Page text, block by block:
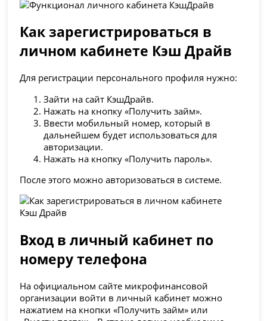
Как зарегистрироваться в
личном кабинете Кэш Драйв
Для регистрации персонального профиля нужно:
Зайти на сайт КэшДрайв.
Нажать на кнопку «Получить займ».
Ввести мобильный номер, который в
дальнейшем будет использоваться для
авторизации.
Нажать на кнопку «Получить пароль».
После этого можно авторизоваться в системе.
Вход в личный кабинет по
номеру телефона
На официальном сайте микрофинансовой
организации войти в личный кабинет можно
нажатием на кнопки «Получить займ» или